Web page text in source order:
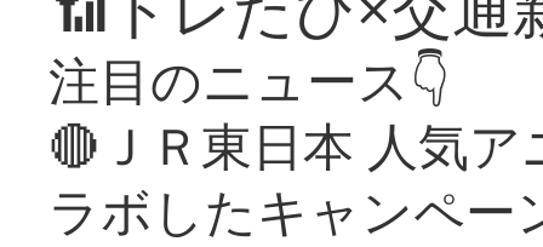
注目のニュース👇
🔴ＪＲ東日本 人気
ラボしたキャンペー